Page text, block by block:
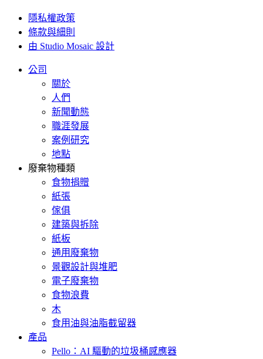
隱私權政策
條款與細則
由 Studio Mosaic 設計
公司
關於
人們
新聞動態
職涯發展
案例研究
地點
廢棄物種類
食物捐贈
紙張
傢俱
建築與拆除
紙板
通用廢棄物
景觀設計與堆肥
電子廢棄物
食物浪費
木
食用油與油脂截留器
產品
Pello：AI 驅動的垃圾桶感應器